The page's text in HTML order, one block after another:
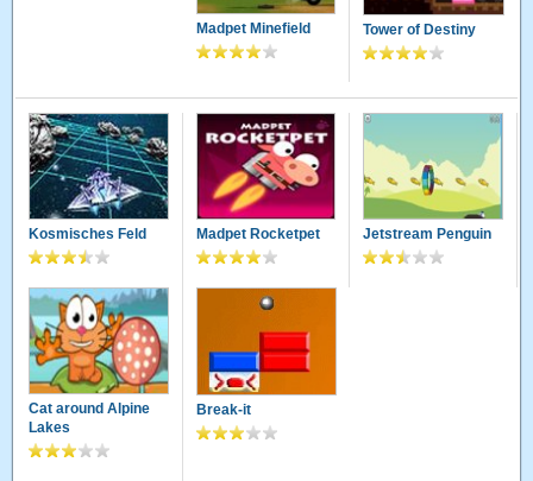
Madpet Minefield Tower of Destiny
Kosmisches Feld Madpet Rocketpet Jetstream Penguin
Cat around Alpine
Lakes
Break-it